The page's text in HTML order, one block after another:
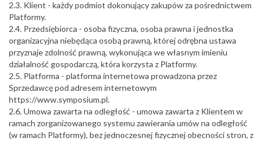
2.3. Klient - każdy podmiot dokonujący zakupów za pośrednictwem
Platformy.
2.4. Przedsiębiorca - osoba fizyczna, osoba prawna i jednostka
organizacyjna niebędąca osobą prawną, której odrębna ustawa
przyznaje zdolność prawną, wykonująca we własnym imieniu
działalność gospodarczą, która korzysta z Platformy.
2.5. Platforma - platforma internetowa prowadzona przez
Sprzedawcę pod adresem internetowym
https://www.symposium.pl.
2.6. Umowa zawarta na odległość - umowa zawarta z Klientem w
ramach zorganizowanego systemu zawierania umów na odległość
(w ramach Platformy), bez jednoczesnej fizycznej obecności stron, z